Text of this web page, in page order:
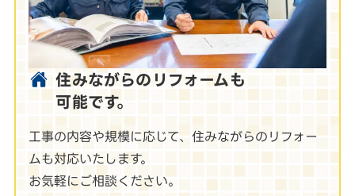
住みながらのリフォームも
可能です。
工事の内容や規模に応じて、住みながらのリフォー
ムも対応いたします。
お気軽にご相談ください。